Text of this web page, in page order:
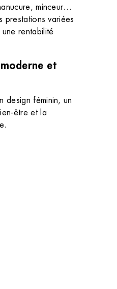
minceur…
prestations variées
rentabilité
et
design féminin, un
être et la